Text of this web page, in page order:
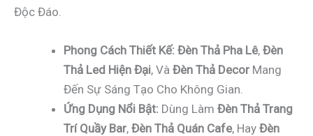
Độc Đáo.
Phong Cách Thiết Kế: Đèn Thả Pha Lê, Đèn
Thả Led Hiện Đại, Và Đèn Thả Decor Mang
Đến Sự Sáng Tạo Cho Không Gian.
Ứng Dụng Nổi Bật: Dùng Làm Đèn Thả Trang
Trí Quầy Bar, Đèn Thả Quán Cafe, Hay Đèn